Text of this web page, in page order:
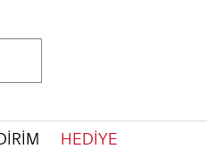
HEDİYE